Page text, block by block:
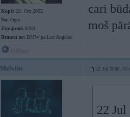
Kopš: 23. Oct 2002
No: Ogre
Ziņojumi: 8263
Braucu ar: BMW pa Los Angeles
cari
moš
Melvins 22. Jul 2009,
22